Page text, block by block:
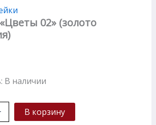
02» (золото
В наличии
В корзину